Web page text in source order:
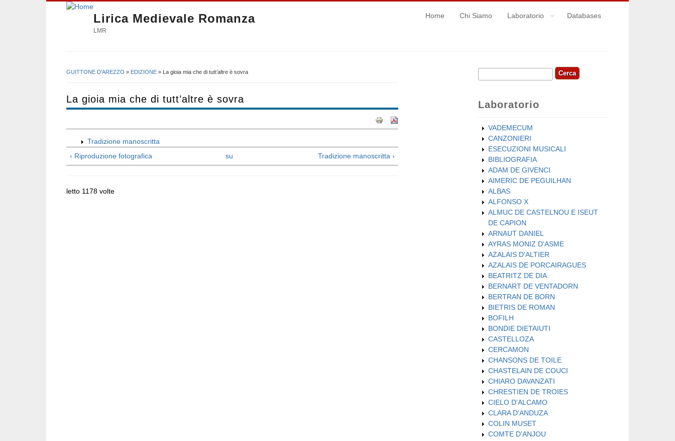
Lirica Medievale Romanza
LMR
Home Chi Siamo Laboratorio Databases
GUITTONE D'AREZZO » EDIZIONE » La gioia mia che di tutt’altre è sovra
La gioia mia che di tutt’altre è sovra
Tradizione manoscritta
‹ Riproduzione fotografica
su Tradizione manoscritta ›
letto 1178 volte
Form di ricerca
Cerca
Laboratorio
VADEMECUM
CANZONIERI
ESECUZIONI MUSICALI
BIBLIOGRAFIA
ADAM DE GIVENCI
AIMERIC DE PEGUILHAN
ALBAS
ALFONSO X
ALMUC DE CASTELNOU E ISEUT
DE CAPION
ARNAUT DANIEL
AYRAS MONIZ D'ASME
AZALAIS D'ALTIER
AZALAIS DE PORCAIRAGUES
BEATRITZ DE DIA
BERNART DE VENTADORN
BERTRAN DE BORN
BIETRIS DE ROMAN
BOFILH
BONDIE DIETAIUTI
CASTELLOZA
CERCAMON
CHANSONS DE TOILE
CHASTELAIN DE COUCI
CHIARO DAVANZATI
CHRESTIEN DE TROIES
CIELO D'ALCAMO
CLARA D'ANDUZA
COLIN MUSET
COMTE D'ANJOU